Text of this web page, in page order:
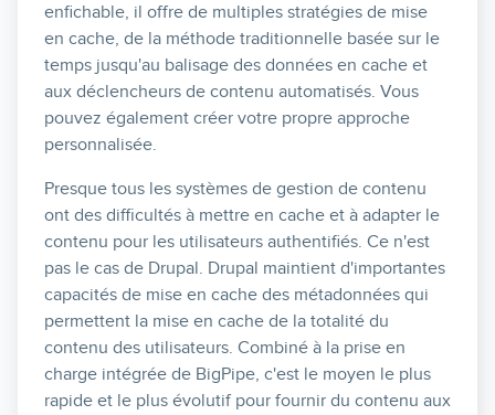
enfichable, il offre de multiples stratégies de mise
en cache, de la méthode traditionnelle basée sur le
temps jusqu'au balisage des données en cache et
aux déclencheurs de contenu automatisés. Vous
pouvez également créer votre propre approche
personnalisée.
Presque tous les systèmes de gestion de contenu
ont des difficultés à mettre en cache et à adapter le
contenu pour les utilisateurs authentifiés. Ce n'est
pas le cas de Drupal. Drupal maintient d'importantes
capacités de mise en cache des métadonnées qui
permettent la mise en cache de la totalité du
contenu des utilisateurs. Combiné à la prise en
charge intégrée de BigPipe, c'est le moyen le plus
rapide et le plus évolutif pour fournir du contenu aux